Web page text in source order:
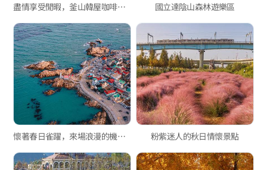
盡情享受閒暇，釜山韓屋咖啡廳3選 國立達陰山森林遊樂區
懷著春日雀躍，來場浪漫的機張兜風 粉紫迷人的秋日情懷景點